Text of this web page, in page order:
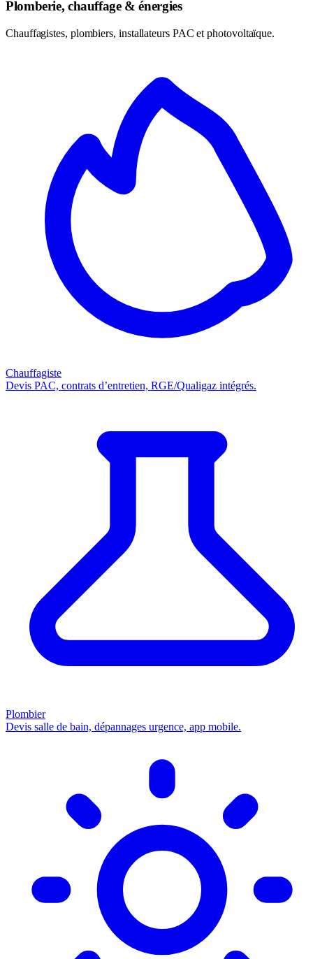
Plomberie, chauffage & énergies
Chauffagistes, plombiers, installateurs PAC et photovoltaïque.
Chauffagiste
Devis PAC, contrats d’entretien, RGE/Qualigaz intégrés.
Plombier
Devis salle de bain, dépannages urgence, app mobile.